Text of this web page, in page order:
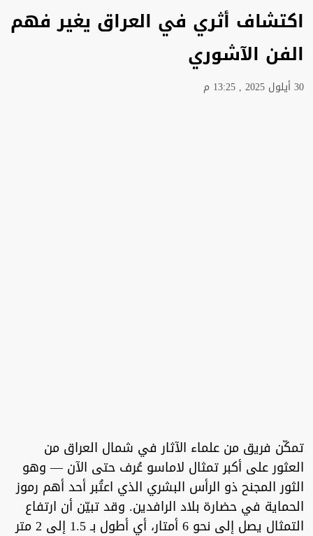
اكتشاف أثري في العراق يغير فهم
الفن الآشوري
30 أيلول 2025 , 13:25 م
تمكّن فريق من علماء الآثار في شمال العراق من
العثور على أكبر تمثال لاماسو عُرف حتى الآن — وهو
الثور المجنح ذو الرأس البشري الذي اعتُبر أحد أهم رموز
الحماية في حضارة بلاد الرافدين. وقد تبيّن أن ارتفاع
التمثال يصل إلى نحو 6 أمتار، أي أطول بـ 1.5 إلى 2 متر